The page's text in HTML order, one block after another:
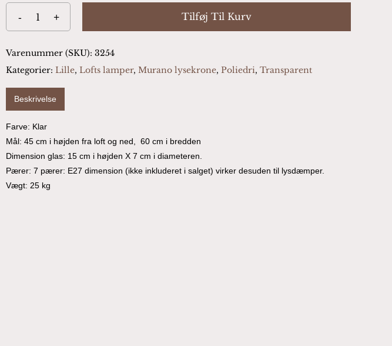
Tilføj Til Kurv
Varenummer (SKU): 3254
Kategorier: Lille, Lofts lamper, Murano lysekrone, Poliedri, Transparent
Beskrivelse
Farve: Klar
Mål: 45 cm i højden fra loft og ned, 60 cm i bredden
Dimension glas: 15 cm i højden X 7 cm i diameteren.
Pærer: 7 pærer: E27 dimension (ikke inkluderet i salget) virker desuden til lysdæmper.
Vægt: 25 kg